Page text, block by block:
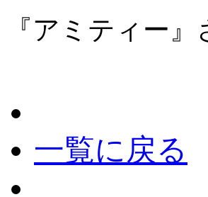
『アミティー
一覧に戻る